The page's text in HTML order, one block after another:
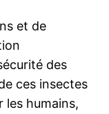
et de
des
ces insectes
les humains,